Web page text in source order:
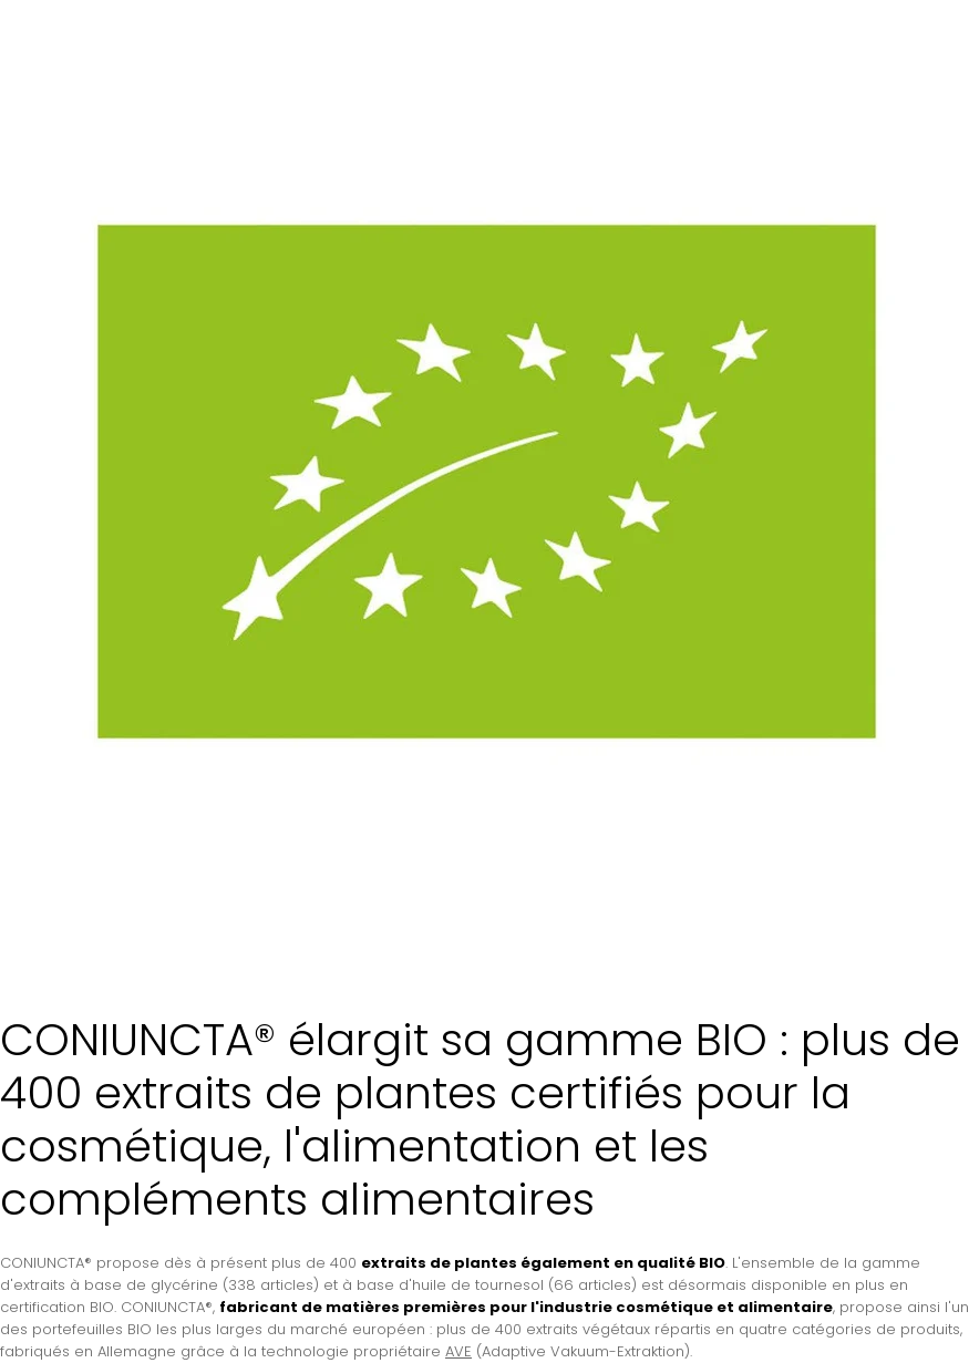
CONIUNCTA® élargit sa gamme BIO : plus de
400 extraits de plantes certifiés pour la
cosmétique, l'alimentation et les
compléments alimentaires
CONIUNCTA® propose dès à présent plus de 400 extraits de plantes également en qualité BIO. L'ensemble de la gamme
d'extraits à base de glycérine (338 articles) et à base d'huile de tournesol (66 articles) est désormais disponible en plus en
certification BIO. CONIUNCTA®, fabricant de matières premières pour l'industrie cosmétique et alimentaire, propose ainsi l'un
des portefeuilles BIO les plus larges du marché européen : plus de 400 extraits végétaux répartis en quatre catégories de produits,
fabriqués en Allemagne grâce à la technologie propriétaire AVE (Adaptive Vakuum-Extraktion).